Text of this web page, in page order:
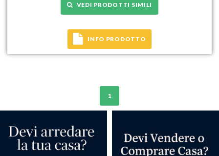
VEDI PRODOTTI SIMILI
INFO PRODOTTO
1